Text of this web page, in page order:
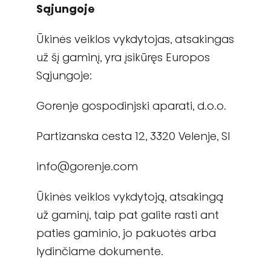
Sąjungoje
Ūkinės veiklos vykdytojas, atsakingas
už šį gaminį, yra įsikūręs Europos
Sąjungoje:
Gorenje gospodinjski aparati, d.o.o.
Partizanska cesta 12, 3320 Velenje, Sl
info@gorenje.com
Ūkinės veiklos vykdytoją, atsakingą
už gaminį, taip pat galite rasti ant
paties gaminio, jo pakuotės arba
lydinčiame dokumente.